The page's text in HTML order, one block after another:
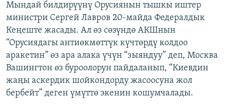
Мындай билдирүүнү Орусиянын тышкы иштер
министри Сергей Лавров 20-майда Федералдык
Кеңеште жасады. Ал өз сөзүндө АКШнын
“Орусиядагы антиөкмөттүк күчтөрдү колдоо
аракетин” өз ара алака үчүн “зыяндуу” деп, Москва
Вашингтон өз буроолорун пайдаланып, “Киевдин
жаңы аскердик шойкондорду жасоосуна жол
бербейт” деген үмүттө экенин кошумчалады.